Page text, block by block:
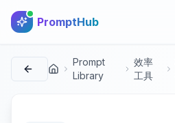
PromptHub
首页
Prompt
Library
效率
工具